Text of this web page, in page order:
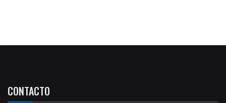
CONTACTO